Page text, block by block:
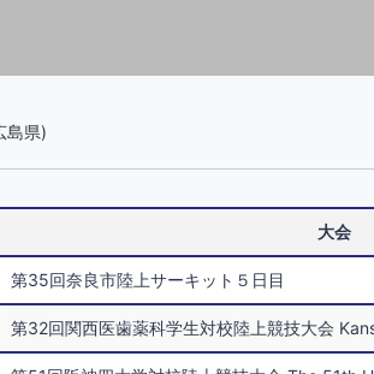
島県)
大会
第35回奈良市陸上サーキット５日目
第32回関西医歯薬科学生対校陸上競技大会